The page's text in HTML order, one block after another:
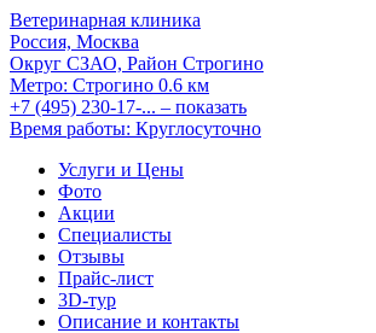
Ветеринарная клиника
Россия, Москва
Округ СЗАО, Район Строгино
Метро: Строгино 0.6 км
+7 (495) 230-17-... – показать
Время работы: Круглосуточно
Услуги и Цены
Фото
Акции
Специалисты
Отзывы
Прайс-лист
3D-тур
Описание и контакты